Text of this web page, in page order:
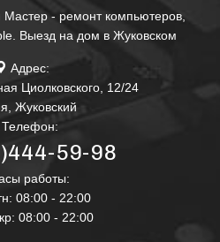
- ремонт компьютеров,
Выезд на дом в Жуковском
Адрес:
Циолковского, 12/24
, Жуковский
Телефон:
59-98
работы:
08:00 - 22:00
08:00 - 22:00